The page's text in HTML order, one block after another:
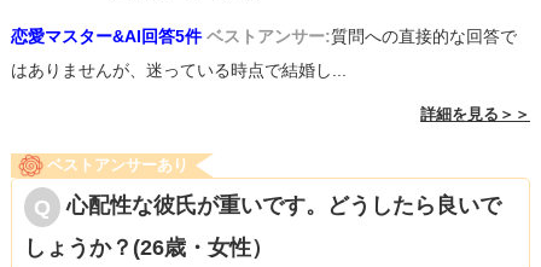
恋愛マスター&AI回答5件 ベストアンサー:質問への直接的な回答で
はありませんが、迷っている時点で結婚し...
詳細を見る＞＞
ベストアンサーあり
心配性な彼氏が重いです。どうしたら良いで
しょうか？(26歳・女性）